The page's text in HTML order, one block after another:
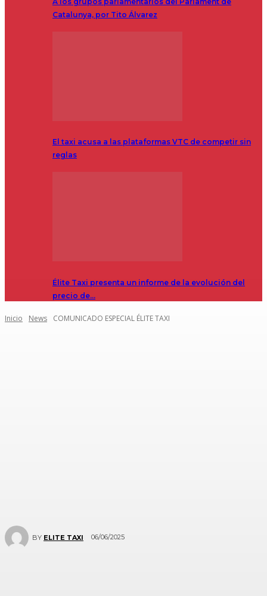
Catalunya, por Tito Álvarez
El taxi acusa a las plataformas VTC de competir sin
reglas
Élite Taxi presenta un informe de la evolución del
precio de…
Inicio News COMUNICADO ESPECIAL ÉLITE TAXI
BY ELITE TAXI 06/06/2025